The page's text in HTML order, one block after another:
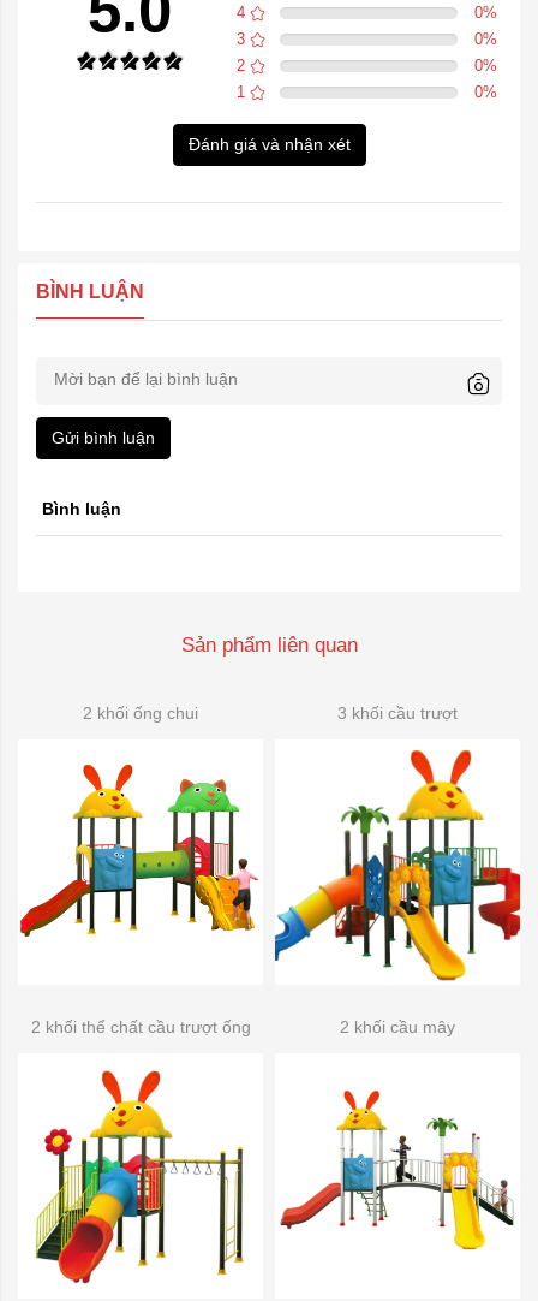
4 0%
3
0%
2
0%
1
0%
Đánh giá và nhận xét
BÌNH LUẬN
Gửi bình luận
Bình luận
Sản phẩm liên quan
2 khối ống chui 3 khối cầu trượt
2 khối thể chất cầu trượt ống 2 khối cầu mây